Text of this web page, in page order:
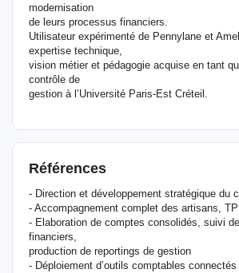
modernisation
de leurs processus financiers.
Utilisateur expérimenté de Pennylane et
expertise technique,
vision métier et pédagogie acquise en tant
contrôle de
gestion à l’Université Paris-Est Créteil.
Références
- Direction et développement stratégique du
- Accompagnement complet des artisans,
- Elaboration de comptes consolidés, suivi
financiers,
production de reportings de gestion
- Déploiement d’outils comptables connectés